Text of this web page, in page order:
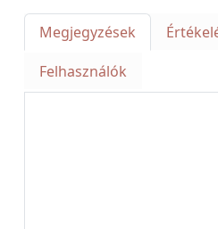
Megjegyzések
Felhasználók